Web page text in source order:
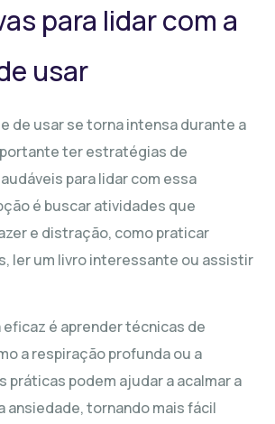
para lidar com a
usar
de usar se torna intensa durante a
ter estratégias de
para lidar com essa
é buscar atividades que
e distração, como praticar
ler um livro interessante ou assistir
é aprender técnicas de
a respiração profunda ou a
práticas podem ajudar a acalmar a
ansiedade, tornando mais fácil